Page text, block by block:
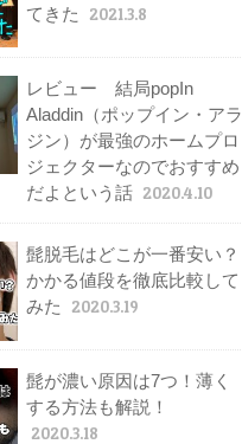
てきた
2021.3.8
レビュー 結局popIn
Aladdin（ポップイン・アラ
ジン）が最強のホームプロ
ジェクターなのでおすすめ
だよという話 2020.4.10
髭脱毛はどこが一番安い？
かかる値段を徹底比較して
みた
2020.3.19
髭が濃い原因は7つ！薄く
する方法も解説！
2020.3.18